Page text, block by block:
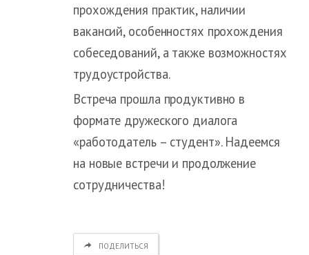
прохождения практик, наличии
вакансий, особенностях прохождения
собеседований, а также возможностях
трудоустройства.
Встреча прошла продуктивно в
формате дружеского диалога
«работодатель – студент». Надеемся
на новые встречи и продолжение
сотрудничества!
ПОДЕЛИТЬСЯ